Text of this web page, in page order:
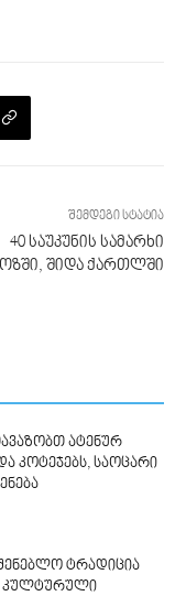
შემდეგი სტატია
40 საუკუნის სამარხი
შიდა ქართლში
ატენურ
კოტეჯებს, საოცარი
ტრადიცია
კულტურული